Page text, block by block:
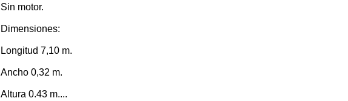
Sin motor.
Dimensiones:
Longitud 7,10 m.
Ancho 0,32 m.
Altura 0.43 m....